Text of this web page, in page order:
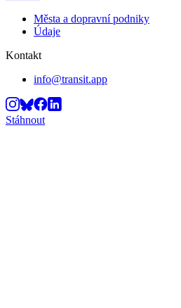
Města a dopravní podniky
Údaje
Kontakt
info@transit.app
Stáhnout